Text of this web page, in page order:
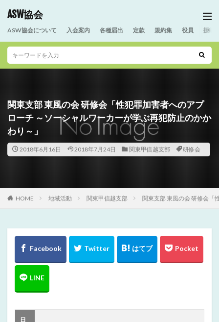
ASW協会
ASW協会について 入会案内 各種届出 定款 規約集 役員 援助
関東支部 東風の会 研修会「性犯罪加害者へのアプ
ローチ ～ソーシャルワーカーが学ぶ再犯防止のかか
わり～」
2018年6月16日 2018年7月24日 関東甲信越支部 研修会
HOME 地域活動 関東甲信越支部 関東支部 東風の会 研修会「
日